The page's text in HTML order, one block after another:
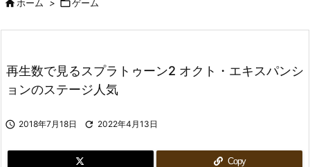
ホーム > ゲーム
再生数で見るスプラトゥーン2 オクト・エキスパンシ
ョンのステージ人気
 2018年7月18日  2022年4月13日
Copy